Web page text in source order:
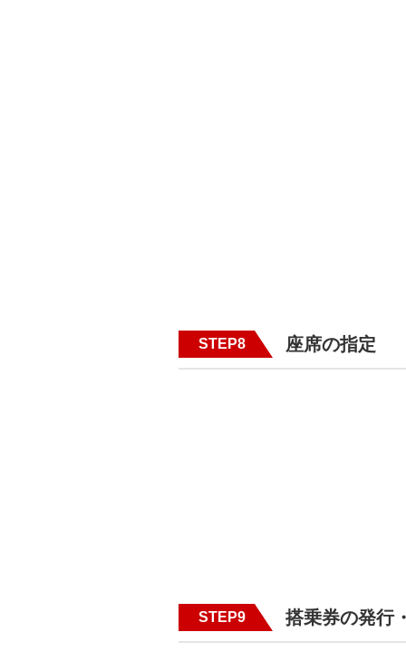
STEP8 座席の指定
STEP9 搭乗券の発行